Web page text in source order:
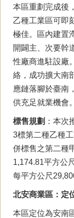
本區重劃完成後
乙種工業區可即
極佳。區內建置
開闢主、次要幹
性廠商進駐設廠
絡，成功擴大南
應鏈落腳於臺南
供充足就業機會。
標售規劃 ：本次
3標第二種乙種
併標售之第二種
1,174.81平方公
每平方公尺
北安商業區：定
本區定位為安南